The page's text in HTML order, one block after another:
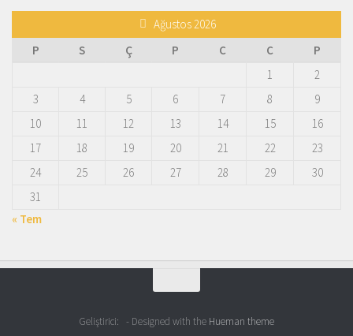
Ağustos 2026
P
S Ç P C C
P
1
2
3
4 5 6 7 8
9
10
11 12 13 14 15
16
17
18 19 20 21 22
23
24
25 26 27 28 29
30
31
« Tem
Geliştirici: - Designed with the Hueman theme